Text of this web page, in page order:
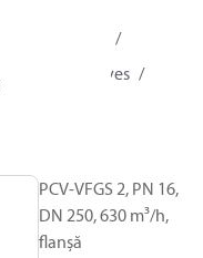
încălzire
Pilot control valves
PCV-VFGS 2, PN 16,
DN 250, 630 m³/h,
flanșă